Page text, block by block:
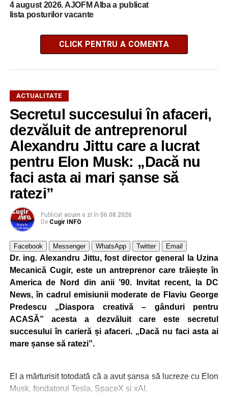
4 august 2026. AJOFM Alba a publicat
lista posturilor vacante
CLICK PENTRU A COMENTA
ACTUALITATE
Secretul succesului în afaceri,
dezvăluit de antreprenorul
Alexandru Jittu care a lucrat
pentru Elon Musk: „Dacă nu
faci asta ai mari șanse să
ratezi”
Publicat acum o zi în 06.08.2026
De Cugir INFO
Facebook Messenger WhatsApp Twitter Email
Dr. ing. Alexandru Jittu, fost director general la Uzina
Mecanică Cugir, este un antreprenor care trăiește în
America de Nord din anii ’90. Invitat recent, la DC
News, în cadrul emisiunii moderate de Flaviu George
Predescu „Diaspora creativă – gânduri pentru
ACASĂ” acesta a dezvăluit care este secretul
succesului în carieră și afaceri. „Dacă nu faci asta ai
mare șanse să ratezi”.
El a mărturisit totodată că a avut șansa să lucreze cu Elon
Musk, fondatorul Tesla, SpaceX și xAI.